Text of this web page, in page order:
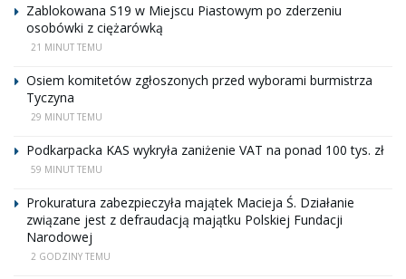
Zablokowana S19 w Miejscu Piastowym po zderzeniu
osobówki z ciężarówką
21 MINUT TEMU
Osiem komitetów zgłoszonych przed wyborami burmistrza
Tyczyna
29 MINUT TEMU
Podkarpacka KAS wykryła zaniżenie VAT na ponad 100 tys. zł
59 MINUT TEMU
Prokuratura zabezpieczyła majątek Macieja Ś. Działanie
związane jest z defraudacją majątku Polskiej Fundacji
Narodowej
2 GODZINY TEMU